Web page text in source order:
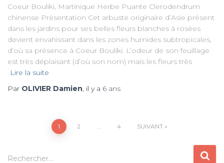
Coeur Bouliki, Martinique Herbe Puante Clerodendrum
chinense Présentation Cet arbuste originaire d’Asie présent
dans les jardins pour ses belles fleurs blanches à rosées
devient envahissant dans les zones humides subtropicales,
d’où sa présence à Coeur Bouliki. L’odeur de son feuillage
est très déplaisant (d’où son nom) mais les fleurs très
Lire la suite
Par OLIVIER Damien , il y a 6 ans
Pagination
des
1 2 4 SUIVANT
R
Rechercher…